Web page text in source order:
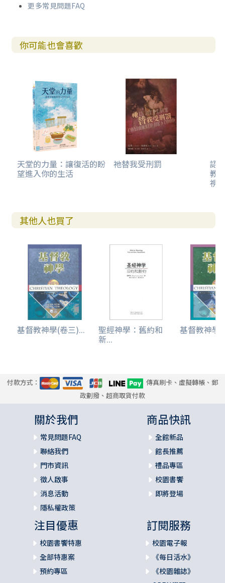
更多常見問題FAQ
你可能也會喜歡
天堂的力量：讓復活的盼
望進入你的生活
祂替我受刑罰 認
教
視
其他人也買了
基督教神學(卷三)... 聖經神學：舊約和
新...
基督教神學
付款方式：
傳真刷卡、虛擬轉帳、郵
政劃撥、超商取貨付款
關於我們
常見問題FAQ
聯絡我們
門市資訊
徵人啟事
消息活動
隱私權政策
商品快訊
全館新品
館長推薦
禮品專區
校園書饗
即將登場
注目優惠
校園書饗特惠
全部特惠案
預約專區
訂閱服務
校園電子報
《每日活水》
《校園雜誌》